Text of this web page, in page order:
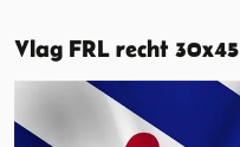
Vlag FRL recht 30x45